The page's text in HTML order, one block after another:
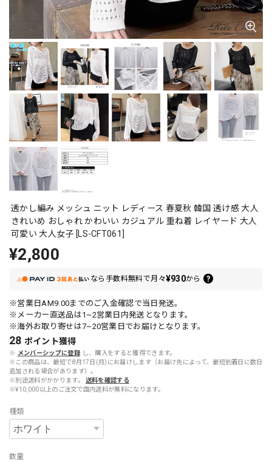
透かし編み メッシュ ニット レディース 春夏秋 韓国 透け感 大人
きれいめ おしゃれ かわいい カジュアル 重ね着 レイヤード 大人
可愛い 大人女子 [LS-CFT061]
¥2,800
なら 手数料無料で月々¥930から
※営業日AM9:00までのご入金確認で当日発送。
※メーカー直送品は1~2営業日内発送となります。
※海外お取り寄せは7~20営業日でお届けとなります。
28 ポイント獲得
※ メンバーシップに登録 し、購入をすると獲得できます。
※この商品は、最短で8月17日(月)にお届けします（お届け先によって、最短到着日に数日
追加される場合があります）。
※別途送料がかかります。
送料を確認する
※¥10,000以上のご注文で国内送料が無料になります。
種類
数量